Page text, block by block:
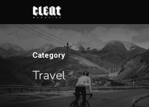
Hit enter to search or ESC to close
Category
Travel